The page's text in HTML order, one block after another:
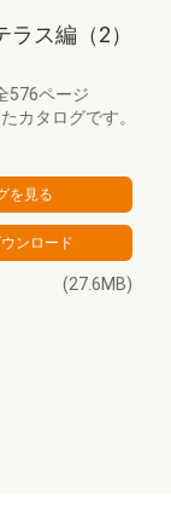
ス編（2）
576ページ
カタログです。
(27.6MB)